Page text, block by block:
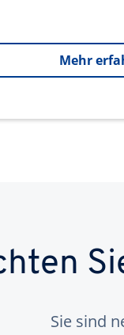
Mehr
Sie sind